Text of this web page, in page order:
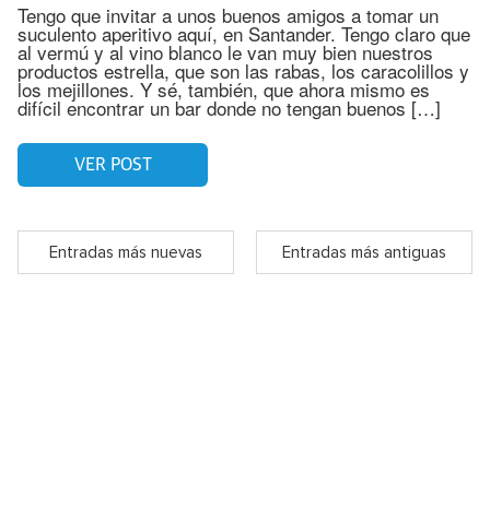
Tengo que invitar a unos buenos amigos a tomar un
suculento aperitivo aquí, en Santander. Tengo claro que
al vermú y al vino blanco le van muy bien nuestros
productos estrella, que son las rabas, los caracolillos y
los mejillones. Y sé, también, que ahora mismo es
difícil encontrar un bar donde no tengan buenos […]
VER POST
Entradas más nuevas Entradas más antiguas